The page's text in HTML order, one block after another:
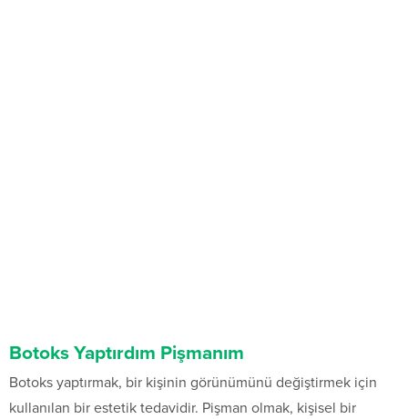
Botoks Yaptırdım Pişmanım
Botoks yaptırmak, bir kişinin görünümünü değiştirmek için
kullanılan bir estetik tedavidir. Pişman olmak, kişisel bir